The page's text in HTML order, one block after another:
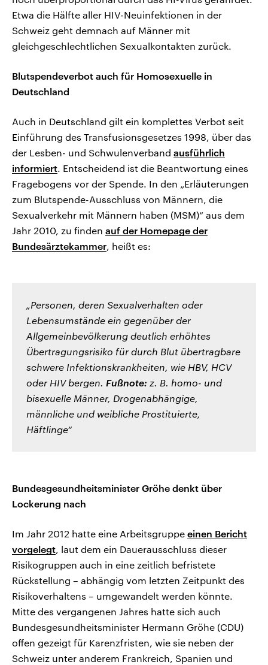
Etwa die Hälfte aller HIV-Neuinfektionen in der
Schweiz geht demnach auf Männer mit
gleichgeschlechtlichen Sexualkontakten zurück.
Blutspendeverbot auch für Homosexuelle in
Deutschland
Auch in Deutschland gilt ein komplettes Verbot seit
Einführung des Transfusionsgesetzes 1998, über das
der Lesben- und Schwulenverband ausführlich
informiert. Entscheidend ist die Beantwortung eines
Fragebogens vor der Spende. In den „Erläuterungen
zum Blutspende-Ausschluss von Männern, die
Sexualverkehr mit Männern haben (MSM)“ aus dem
Jahr 2010, zu finden auf der Homepage der
Bundesärztekammer, heißt es:
„Personen, deren Sexualverhalten oder
Lebensumstände ein gegenüber der
Allgemeinbevölkerung deutlich erhöhtes
Übertragungsrisiko für durch Blut übertragbare
schwere Infektionskrankheiten, wie HBV, HCV
oder HIV bergen. Fußnote: z. B. homo- und
bisexuelle Männer, Drogenabhängige,
männliche und weibliche Prostituierte,
Häftlinge“
Bundesgesundheitsminister Gröhe denkt über
Lockerung nach
Im Jahr 2012 hatte eine Arbeitsgruppe einen Bericht
vorgelegt, laut dem ein Dauerausschluss dieser
Risikogruppen auch in eine zeitlich befristete
Rückstellung – abhängig vom letzten Zeitpunkt des
Risikoverhaltens – umgewandelt werden könnte.
Mitte des vergangenen Jahres hatte sich auch
Bundesgesundheitsminister Hermann Gröhe (CDU)
offen gezeigt für Karenzfristen, wie sie neben der
Schweiz unter anderem Frankreich, Spanien und